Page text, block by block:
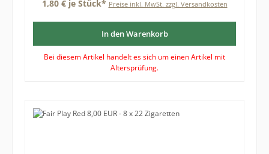
1,80 € je Stück* Preise inkl. MwSt. zzgl. Versandkosten
In den Warenkorb
Bei diesem Artikel handelt es sich um einen Artikel mit
Altersprüfung.